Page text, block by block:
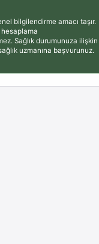
bilgilendirme amacı taşır.
Sağlık durumunuza ilişkin
uzmanına başvurunuz.